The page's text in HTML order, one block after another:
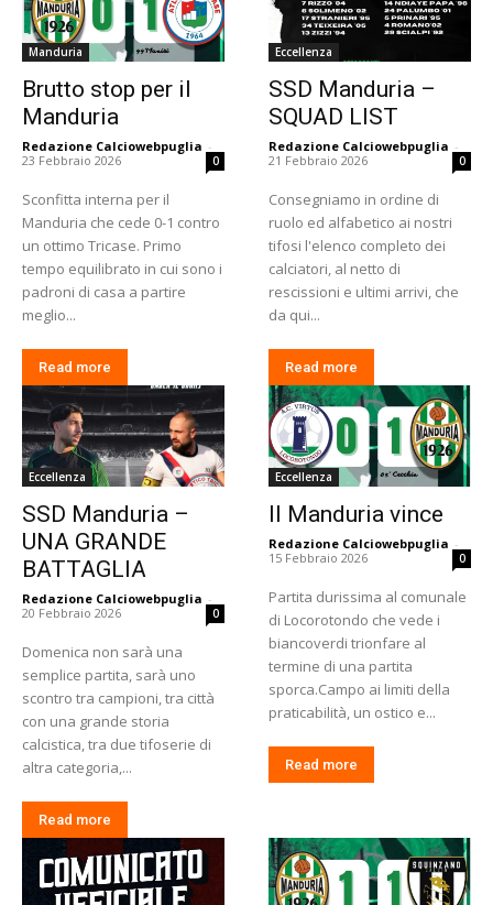
Manduria
Brutto stop per il
Manduria
Redazione Calciowebpuglia -
23 Febbraio 2026
0
Sconfitta interna per il
Manduria che cede 0-1 contro
un ottimo Tricase. Primo
tempo equilibrato in cui sono i
padroni di casa a partire
meglio...
Read more
Eccellenza
SSD Manduria –
SQUAD LIST
Redazione Calciowebpuglia -
21 Febbraio 2026
0
Consegniamo in ordine di
ruolo ed alfabetico ai nostri
tifosi l'elenco completo dei
calciatori, al netto di
rescissioni e ultimi arrivi, che
da qui...
Read more
Eccellenza
SSD Manduria –
UNA GRANDE
BATTAGLIA
Redazione Calciowebpuglia -
20 Febbraio 2026
0
Domenica non sarà una
semplice partita, sarà uno
scontro tra campioni, tra città
con una grande storia
calcistica, tra due tifoserie di
altra categoria,...
Read more
Eccellenza
Il Manduria vince
Redazione Calciowebpuglia -
15 Febbraio 2026
0
Partita durissima al comunale
di Locorotondo che vede i
biancoverdi trionfare al
termine di una partita
sporca.Campo ai limiti della
praticabilità, un ostico e...
Read more